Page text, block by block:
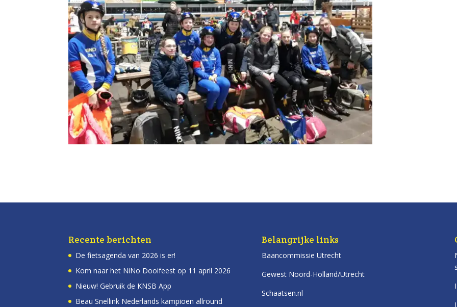
Recente berichten
De fietsagenda van 2026 is er!
Kom naar het NiNo Dooifeest op 11 april 2026
Nieuw! Gebruik de KNSB App
Beau Snellink Nederlands kampioen allround
Belangrijke links
Baancommissie Utrecht
Gewest Noord-Holland/Utrecht
Schaatsen.nl